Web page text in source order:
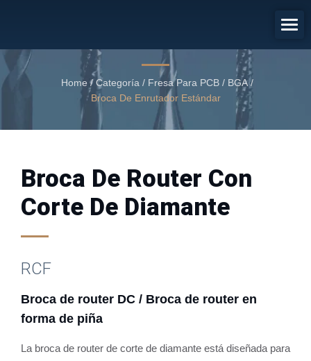
Router En Forma De Piña
Home / Categoría / Fresa Para PCB / BGA /
Broca De Enrutador Estándar
Broca De Router Con
Corte De Diamante
RCF
Broca de router DC / Broca de router en
forma de piña
La broca de router de corte de diamante está diseñada para